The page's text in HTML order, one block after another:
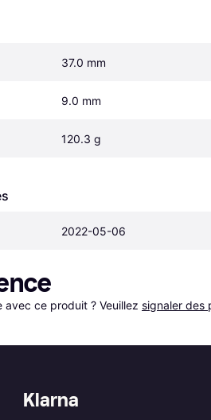
37.0 mm
9.0 mm
120.3 g
2022-05-06
ce produit ? Veuillez signaler des
Klarna